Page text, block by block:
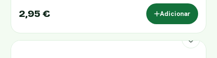
2,95 € Adicionar